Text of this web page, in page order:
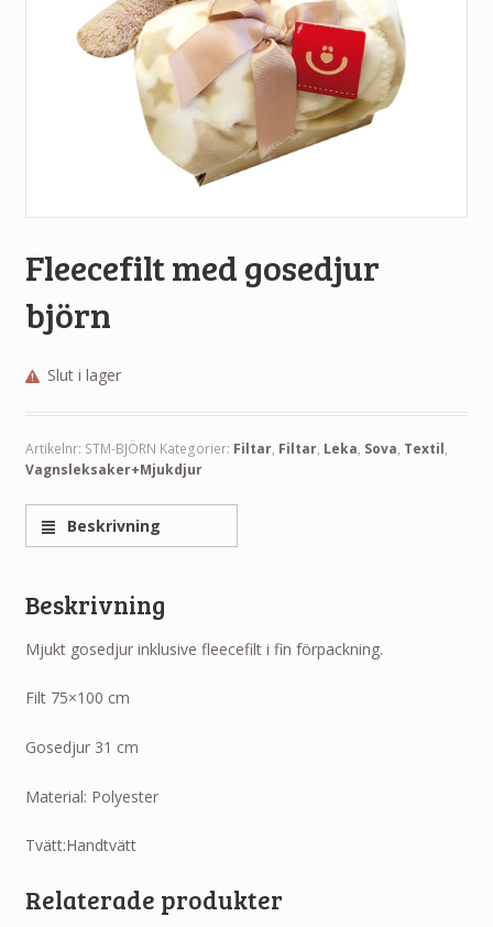
Fleecefilt med gosedjur
björn
Slut i lager
Artikelnr: STM-BJÖRN Kategorier: Filtar, Filtar, Leka, Sova, Textil,
Vagnsleksaker+Mjukdjur
Beskrivning
Beskrivning
Mjukt gosedjur inklusive fleecefilt i fin förpackning.
Filt 75×100 cm
Gosedjur 31 cm
Material: Polyester
Tvätt:Handtvätt
Relaterade produkter